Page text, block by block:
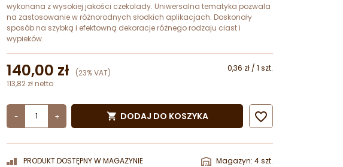
wykonana z wysokiej jakości czekolady. Uniwersalna tematyka pozwala
na zastosowanie w różnorodnych słodkich aplikacjach. Doskonały
sposób na szybką i efektowną dekoracje różnego rodzaju ciast i
wypieków.
140,00 zł (23% VAT)
0,36 zł / 1 szt.
113,82 zł netto
- +  DODAJ DO KOSZYKA 
PRODUKT DOSTĘPNY W MAGAZYNIE Magazyn: 4 szt.